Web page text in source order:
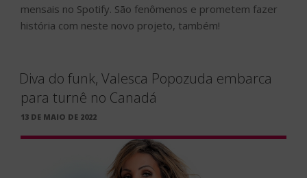
mensais no Spotify. São fenômenos e prometem fazer
história com neste novo projeto, também!
Diva do funk, Valesca Popozuda embarca
para turnê no Canadá
PUBLICADO
13 DE MAIO DE 2022